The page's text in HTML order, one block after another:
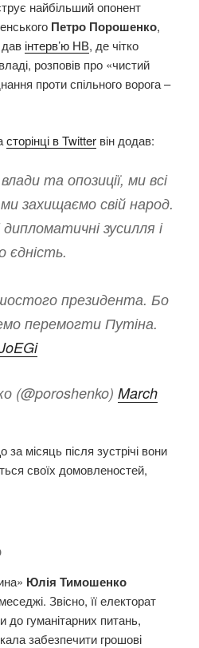
найбільший опонент
Петро Порошенко,
інтерв’ю НВ, де чітко
розповів про «чистий
проти спільного ворога –
сторінці в Twitter він додав:
та опозиції, ми всі
ми захищаємо свій народ.
зусилля і
єдність.
президента. Бо
перемогти Путіна.
(@poroshenko) March
місяць після зустрічі вони
своїх домовленостей,
Юлія Тимошенко
Звісно, її електорат
до гуманітарних питань,
забезпечити грошові